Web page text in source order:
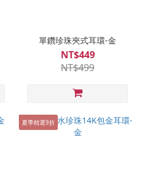
單鑽珍珠夾式耳環-金
NT$449
NT$499
夏季精選9折